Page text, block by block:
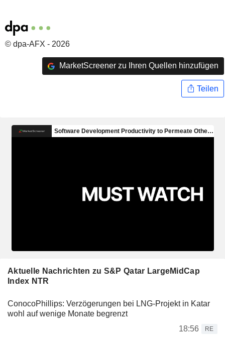
© dpa-AFX - 2026
MarketScreener zu Ihren Quellen hinzufügen
Teilen
Aktuelle Nachrichten zu S&P Qatar LargeMidCap
Index NTR
ConocoPhillips: Verzögerungen bei LNG-Projekt in Katar
wohl auf wenige Monate begrenzt
18:56
RE